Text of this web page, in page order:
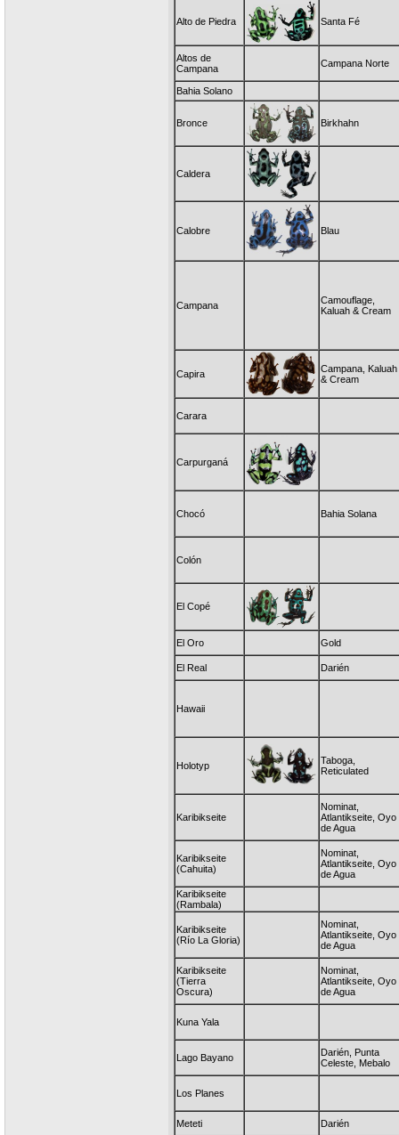
Alto de Piedra Santa Fé
Altos de
Campana
Campana Norte
Bahia Solano
Bronce Birkhahn
Caldera
Calobre Blau
Campana
Camouflage,
Kaluah & Cream
Capira
Campana, Kaluah
& Cream
Carara
Carpurganá
Chocó Bahia Solana
Colón
El Copé
El Oro Gold
El Real Darién
Hawaii
Holotyp
Taboga,
Reticulated
Karibikseite
Nominat,
Atlantikseite, Oyo
de Agua
Karibikseite
(Cahuita)
Nominat,
Atlantikseite, Oyo
de Agua
Karibikseite
(Rambala)
Karibikseite
(Río La Gloria)
Nominat,
Atlantikseite, Oyo
de Agua
Karibikseite
(Tierra
Oscura)
Nominat,
Atlantikseite, Oyo
de Agua
Kuna Yala
Lago Bayano
Darién, Punta
Celeste, Mebalo
Los Planes
Meteti Darién